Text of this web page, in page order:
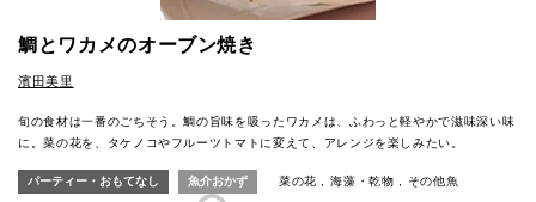
鯛とワカメのオーブン焼き
濱田美里
旬の食材は一番のごちそう。鯛の旨味を吸ったワカメは、ふわっと軽やかで滋味深い味
に。菜の花を、タケノコやフルーツトマトに変えて、アレンジを楽しみたい。
パーティー・おもてなし 魚介おかず 菜の花 海藻・乾物 その他魚